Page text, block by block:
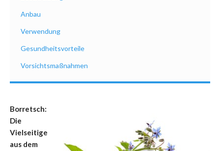
Anbau
Verwendung
Gesundheitsvorteile
Vorsichtsmaßnahmen
Borretsch:
Die
Vielseitige
aus dem